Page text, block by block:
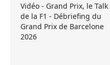
Vidéo - Grand Prix, le Talk
de la F1 - Débriefing du
Grand Prix de Barcelone
2026